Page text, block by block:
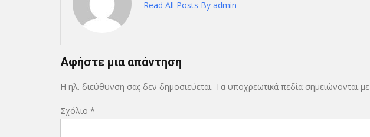
Read All Posts By admin
Αφήστε μια απάντηση
Η ηλ. διεύθυνση σας δεν δημοσιεύεται. Τα υποχρεωτικά πεδία σημειώνονται με
Σχόλιο *